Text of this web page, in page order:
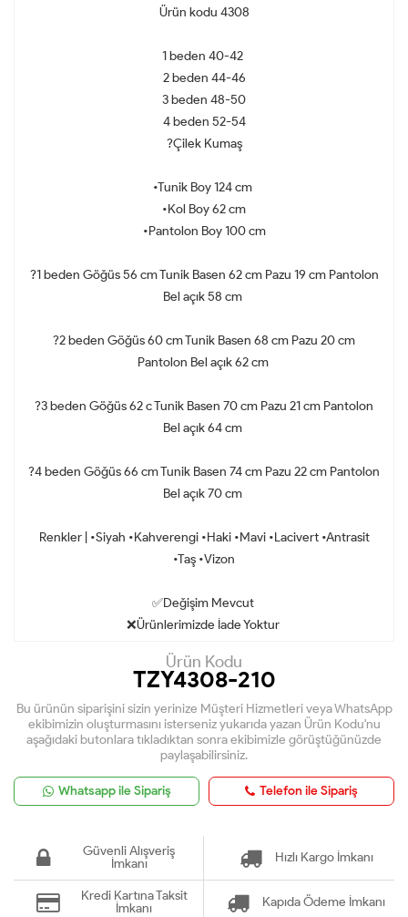
Ürün kodu 4308
1 beden 40-42
2 beden 44-46
3 beden 48-50
4 beden 52-54
?Çilek Kumaş
•Tunik Boy 124 cm
•Kol Boy 62 cm
•Pantolon Boy 100 cm
?1 beden Göğüs 56 cm Tunik Basen 62 cm Pazu 19 cm Pantolon
Bel açık 58 cm
?2 beden Göğüs 60 cm Tunik Basen 68 cm Pazu 20 cm
Pantolon Bel açık 62 cm
?3 beden Göğüs 62 c Tunik Basen 70 cm Pazu 21 cm Pantolon
Bel açık 64 cm
?4 beden Göğüs 66 cm Tunik Basen 74 cm Pazu 22 cm Pantolon
Bel açık 70 cm
Renkler | •Siyah •Kahverengi •Haki •Mavi •Lacivert •Antrasit
•Taş •Vizon
✅Değişim Mevcut
❌Ürünlerimizde İade Yoktur
Ürün Kodu
TZY4308-210
Bu ürünün siparişini sizin yerinize Müşteri Hizmetleri veya WhatsApp
ekibimizin oluşturmasını isterseniz yukarıda yazan Ürün Kodu'nu
aşağıdaki butonlara tıkladıktan sonra ekibimizle görüştüğünüzde
paylaşabilirsiniz.
Whatsapp ile Sipariş Telefon ile Sipariş
Güvenli Alışveriş
İmkanı
Hızlı Kargo İmkanı
Kredi Kartına Taksit
İmkanı
Kapıda Ödeme İmkanı